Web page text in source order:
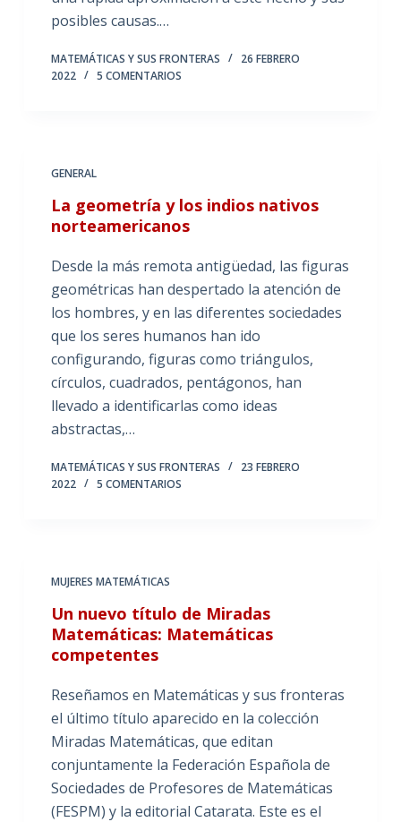
posibles causas.…
MATEMÁTICAS Y SUS FRONTERAS
26 FEBRERO
2022
5 COMENTARIOS
GENERAL
La geometría y los indios nativos
norteamericanos
Desde la más remota antigüedad, las figuras
geométricas han despertado la atención de
los hombres, y en las diferentes sociedades
que los seres humanos han ido
configurando, figuras como triángulos,
círculos, cuadrados, pentágonos, han
llevado a identificarlas como ideas
abstractas,…
MATEMÁTICAS Y SUS FRONTERAS
23 FEBRERO
2022
5 COMENTARIOS
MUJERES MATEMÁTICAS
Un nuevo título de Miradas
Matemáticas: Matemáticas
competentes
Reseñamos en Matemáticas y sus fronteras
el último título aparecido en la colección
Miradas Matemáticas, que editan
conjuntamente la Federación Española de
Sociedades de Profesores de Matemáticas
(FESPM) y la editorial Catarata. Este es el